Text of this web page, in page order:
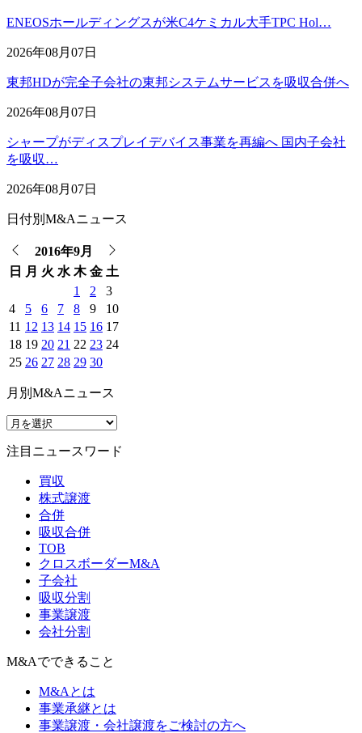
ENEOSホールディングスが米C4ケミカル大手TPC Hol…
2026年08月07日
東邦HDが完全子会社の東邦システムサービスを吸収合併へ
2026年08月07日
シャープがディスプレイデバイス事業を再編へ 国内子会社
を吸収…
2026年08月07日
日付別M&Aニュース
2016年9月
日
月 火 水 木 金 土
1
2
3
4
5 6 7 8 9
10
11 12 13 14 15 16 17
18 19 20 21 22 23 24
25 26 27 28 29 30
月別M&Aニュース
注目ニュースワード
買収
株式譲渡
合併
吸収合併
TOB
クロスボーダーM&A
子会社
吸収分割
事業譲渡
会社分割
M&Aでできること
M&Aとは
事業承継とは
事業譲渡・会社譲渡をご検討の方へ